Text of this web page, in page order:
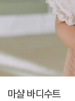
마샬 바디수트